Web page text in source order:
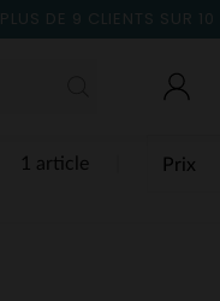
PLUS DE 9 CLIENTS SUR 10
1 article